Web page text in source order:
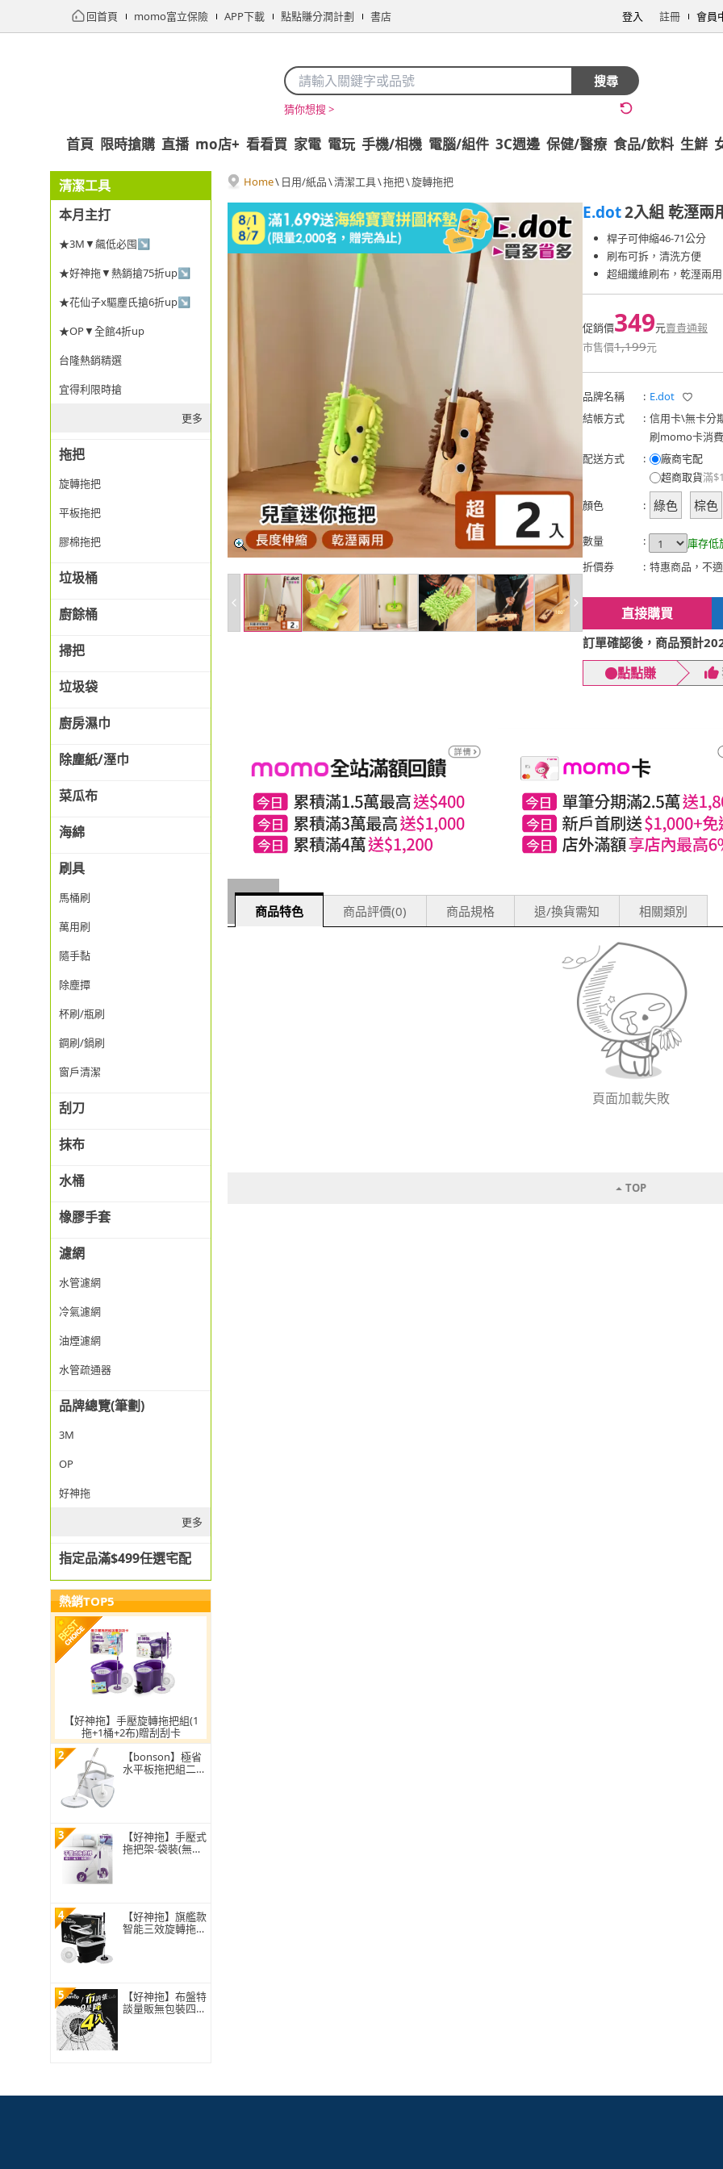
回首頁 momo富立保險 APP下載 點點賺分潤計劃 書店 登入 註冊 會員
搜尋
猜你想搜 >
首頁 限時搶購 直播 mo店+ 看看買 家電 電玩 手機/相機 電腦/組件 3C週邊 保健/醫療 食品/飲料 生鮮
清潔工具
本月主打
★3M▼飆低必囤↘
★好神拖▼熱銷搶75折up↘
★花仙子x驅塵氏搶6折up↘
★OP▼全館4折up
台隆熱銷精選
宜得利限時搶
更多
拖把
旋轉拖把
平板拖把
膠棉拖把
垃圾桶
廚餘桶
掃把
垃圾袋
廚房濕巾
除塵紙/溼巾
菜瓜布
海綿
刷具
馬桶刷
萬用刷
隨手黏
除塵撢
杯刷/瓶刷
鋼刷/鍋刷
窗戶清潔
刮刀
抹布
水桶
橡膠手套
濾網
水管濾網
冷氣濾網
油煙濾網
水管疏通器
品牌總覽(筆劃)
3M
OP
好神拖
更多
指定品滿$499任選宅配
熱銷TOP5
【好神拖】手壓旋轉拖把組(1
拖+1桶+2布)贈刮刮卡
2
【bonson】極省
水平板拖把組二代
3
【好神拖】手壓式
拖把架-袋裝(無附
4
【好神拖】旗艦款
智能三效旋轉拖把
5
【好神拖】布盤特
談量販無包裝四入
Home\ 日用/紙品\清潔工具\拖把\旋轉拖把
E.dot2入組 乾溼兩
桿子可伸縮46-71公分
刷布可拆，清洗方便
超細纖維刷布，乾溼兩用
促銷價349元賣貴通報
市售價1,199元
品牌名稱 : E.dot
結帳方式
: 信用卡\無卡分
刷momo卡消
配送方式
:
廠商宅配
超商取貨滿
顏色
: 綠色 棕色
數量 :
庫存低
折價券
: 特惠商品，不
直接購買
訂單確認後，商品預計
點點賺
商品特色 商品評價(0) 商品規格 退/換貨需知 相關類別
頁面加載失敗
TOP